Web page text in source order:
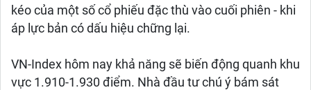
kéo của một số cổ phiếu đặc thù vào cuối phiên - khi
áp lực bản có dấu hiệu chững lại.
VN-Index hôm nay khả năng sẽ biến động quanh khu
vực 1.910-1.930 điểm. Nhà đầu tư chú ý bám sát